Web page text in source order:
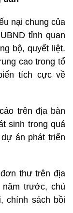
nại chung của
tỉnh quan
bộ, quyết liệt.
cao trong tổ
tích cực về
trên địa bàn
sinh trong quá
án phát triển
thư trên địa
trước, chủ
chính sách bồi